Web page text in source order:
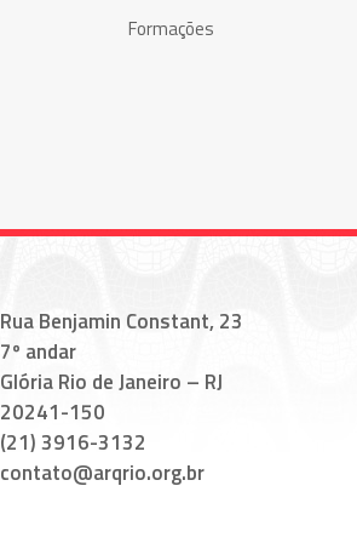
Formações
Rua Benjamin Constant, 23
7º andar
Glória Rio de Janeiro – RJ
20241-150
(21) 3916-3132
contato@arqrio.org.br